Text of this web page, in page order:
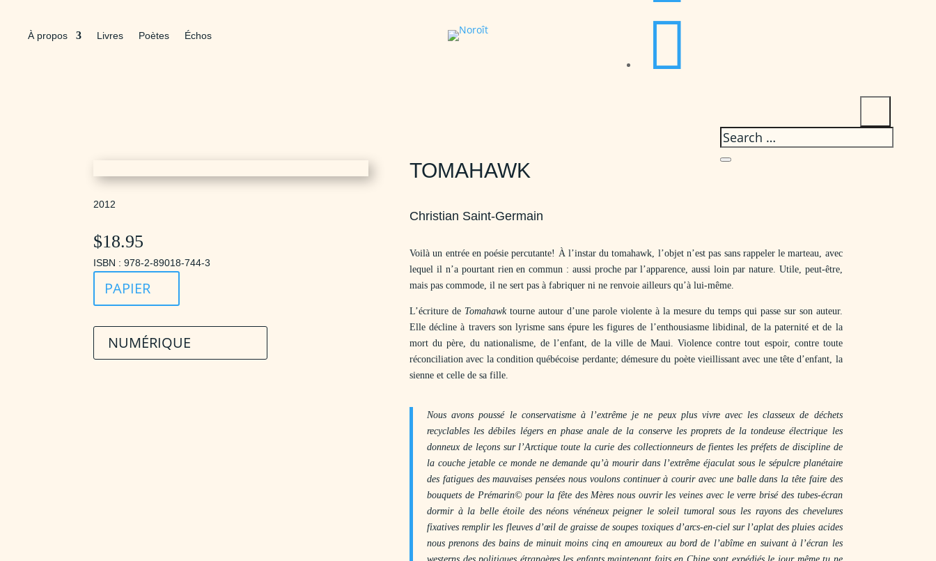
À propos Livres Poètes Échos

2012
$18.95
ISBN : 978-2-89018-744-3
PAPIER
NUMÉRIQUE
TOMAHAWK
Christian Saint-Germain
Voilà un entrée en poésie percutante! À l’instar du tomahawk, l’objet n’est pas sans rappeler le marteau, avec
lequel il n’a pourtant rien en commun : aussi proche par l’apparence, aussi loin par nature. Utile, peut-être,
mais pas commode, il ne sert pas à fabriquer ni ne renvoie ailleurs qu’à lui-même.
L’écriture de Tomahawktourne autour d’une parole violente à la mesure du temps qui passe sur son auteur.
Elle décline à travers son lyrisme sans épure les figures de l’enthousiasme libidinal, de la paternité et de la
mort du père, du nationalisme, de l’enfant, de la ville de Maui. Violence contre tout espoir, contre toute
réconciliation avec la condition québécoise perdante; démesure du poète vieillissant avec une tête d’enfant, la
sienne et celle de sa fille.
Nous avons poussé le conservatisme à l’extrême je ne peux plus vivre avec les classeux de déchets
recyclables les débiles légers en phase anale de la conserve les proprets de la tondeuse électrique les
donneux de leçons sur l’Arctique toute la curie des collectionneurs de fientes les préfets de discipline de
la couche jetable ce monde ne demande qu’à mourir dans l’extrême éjaculat sous le sépulcre planétaire
des fatigues des mauvaises pensées nous voulons continuer à courir avec une balle dans la tête faire des
bouquets de Prémarin© pour la fête des Mères nous ouvrir les veines avec le verre brisé des tubes-écran
dormir à la belle étoile des néons vénéneux peigner le soleil tumoral sous les rayons des chevelures
fixatives remplir les fleuves d’œil de graisse de soupes toxiques d’arcs-en-ciel sur l’aplat des pluies acides
nous prenons des bains de minuit moins cinq en amoureux au bord de l’abîme en suivant à l’écran les